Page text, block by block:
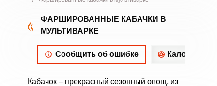
ФАРШИРОВАННЫЕ КАБАЧКИ В
МУЛЬТИВАРКЕ
Сообщить об ошибке
Кабачок – прекрасный сезонный овощ, из